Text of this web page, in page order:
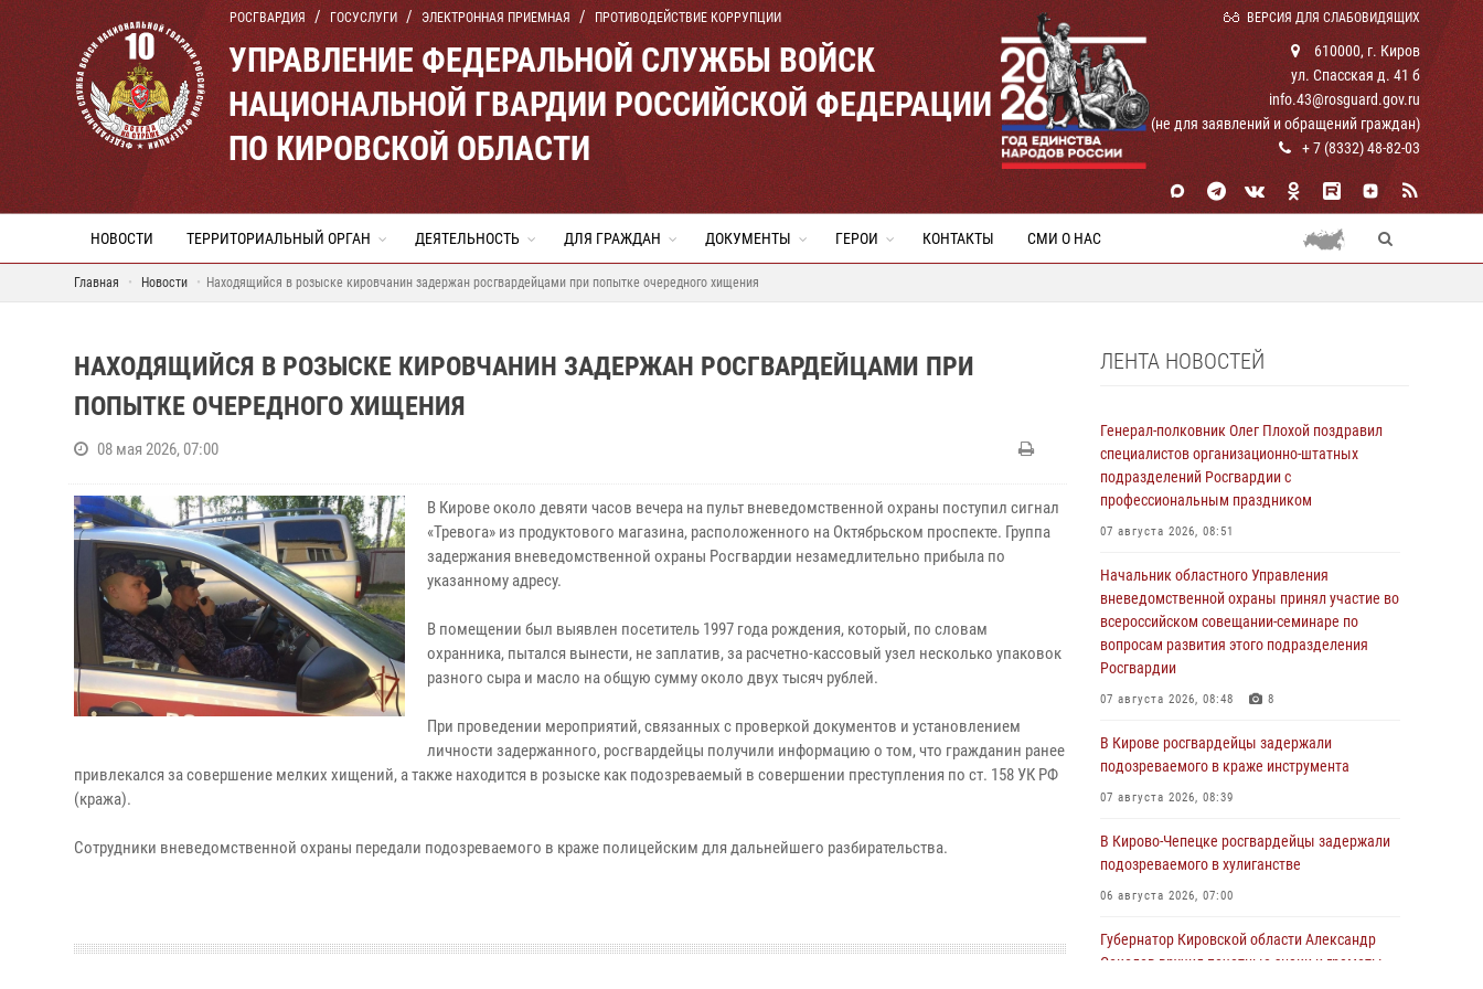
РОСГВАРДИЯ ГОСУСЛУГИ ЭЛЕКТРОННАЯ ПРИЕМНАЯ ПРОТИВОДЕЙСТВИЕ КОРРУПЦИИ ВЕРСИЯ ДЛЯ СЛАБОВИДЯЩИХ
УПРАВЛЕНИЕ ФЕДЕРАЛЬНОЙ СЛУЖБЫ ВОЙСК
НАЦИОНАЛЬНОЙ ГВАРДИИ РОССИЙСКОЙ ФЕДЕРАЦИИ
ПО КИРОВСКОЙ ОБЛАСТИ
610000, г. Киров
ул. Спасская д. 41 б
info.43@rosguard.gov.ru
(не для заявлений и обращений граждан)
+ 7 (8332) 48-82-03
НОВОСТИ ТЕРРИТОРИАЛЬНЫЙ ОРГАН ДЕЯТЕЛЬНОСТЬ ДЛЯ ГРАЖДАН ДОКУМЕНТЫ ГЕРОИ КОНТАКТЫ СМИ О НАС
Главная Новости Находящийся в розыске кировчанин задержан росгвардейцами при попытке очередного хищения
НАХОДЯЩИЙСЯ В РОЗЫСКЕ КИРОВЧАНИН ЗАДЕРЖАН РОСГВАРДЕЙЦАМИ ПРИ
ПОПЫТКЕ ОЧЕРЕДНОГО ХИЩЕНИЯ
08 мая 2026, 07:00
В Кирове около девяти часов вечера на пульт вневедомственной охраны поступил сигнал
«Тревога» из продуктового магазина, расположенного на Октябрьском проспекте. Группа
задержания вневедомственной охраны Росгвардии незамедлительно прибыла по
указанному адресу.
В помещении был выявлен посетитель 1997 года рождения, который, по словам
охранника, пытался вынести, не заплатив, за расчетно-кассовый узел несколько упаковок
разного сыра и масло на общую сумму около двух тысяч рублей.
При проведении мероприятий, связанных с проверкой документов и установлением
личности задержанного, росгвардейцы получили информацию о том, что гражданин ранее
привлекался за совершение мелких хищений, а также находится в розыске как подозреваемый в совершении преступления по ст. 158 УК РФ
(кража).
Сотрудники вневедомственной охраны передали подозреваемого в краже полицейским для дальнейшего разбирательства.
ЛЕНТА НОВОСТЕЙ
Генерал-полковник Олег Плохой поздравил
специалистов организационно-штатных
подразделений Росгвардии с
профессиональным праздником
07 августа 2026, 08:51
Начальник областного Управления
вневедомственной охраны принял участие во
всероссийском совещании-семинаре по
вопросам развития этого подразделения
Росгвардии
07 августа 2026, 08:48 8
В Кирове росгвардейцы задержали
подозреваемого в краже инструмента
07 августа 2026, 08:39
В Кирово-Чепецке росгвардейцы задержали
подозреваемого в хулиганстве
06 августа 2026, 07:00
Губернатор Кировской области Александр
Соколов вручил почетные знаки и грамоты